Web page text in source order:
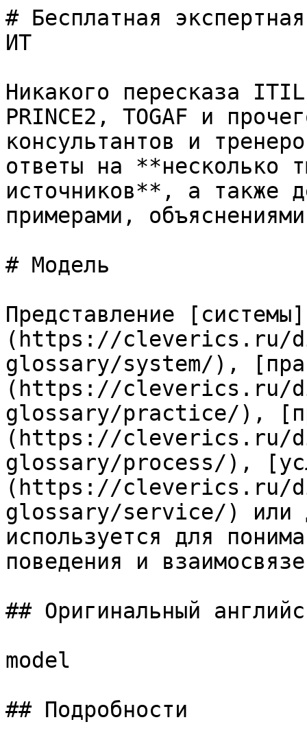
# Бесплатная
ИТ
Никакого пересказа
PRINCE2, TOGAF и
консультантов и
ответы на **несколько
источников**, а также
примерами,
# Модель
Представление [системы]
(https://cleverics.ru/
glossary/system/),
(https://cleverics.ru/
glossary/practice/),
(https://cleverics.ru/
glossary/process/),
(https://cleverics.ru/
glossary/service/) или
используется для
поведения и
## Оригинальный
model
## Подробности